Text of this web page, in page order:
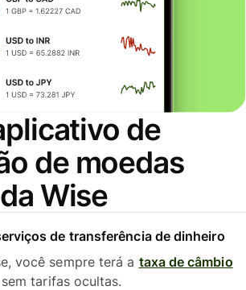
de
de moedas
Wise
de transferência de dinheiro
você sempre terá a taxa de câmbio
tarifas ocultas.